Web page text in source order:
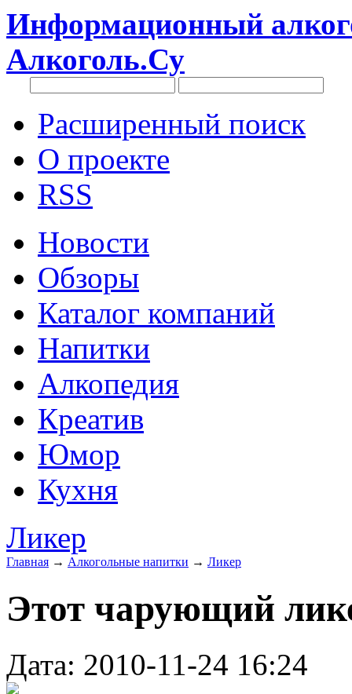
Информационный
Алкоголь.Су
Расширенный поиск
О проекте
RSS
Новости
Обзоры
Каталог компаний
Напитки
Алкопедия
Креатив
Юмор
Кухня
Ликер
Главная → Алкогольные напитки → Ликер
Этот чарующий
Дата: 2010-11-24 16:24